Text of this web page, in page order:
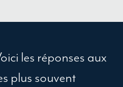
les réponses aux
plus souvent